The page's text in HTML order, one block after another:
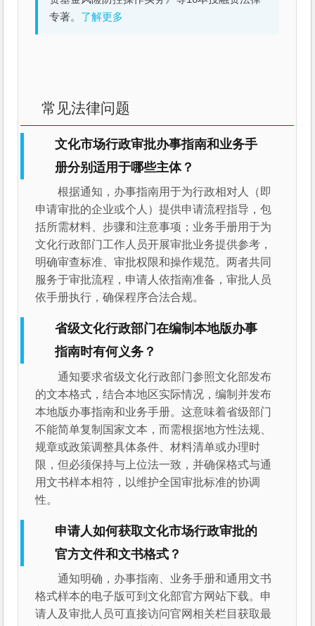
专著。 了解更多
常见法律问题
文化市场行政审批办事指南和业务手
册分别适用于哪些主体？
根据通知，办事指南用于为行政相对人（即
申请审批的企业或个人）提供申请流程指导，包
括所需材料、步骤和注意事项；业务手册用于为
文化行政部门工作人员开展审批业务提供参考，
明确审查标准、审批权限和操作规范。两者共同
服务于审批流程，申请人依指南准备，审批人员
依手册执行，确保程序合法合规。
省级文化行政部门在编制本地版办事
指南时有何义务？
通知要求省级文化行政部门参照文化部发布
的文本格式，结合本地区实际情况，编制并发布
本地版办事指南和业务手册。这意味着省级部门
不能简单复制国家文本，而需根据地方性法规、
规章或政策调整具体条件、材料清单或办理时
限，但必须保持与上位法一致，并确保格式与通
用文书样本相符，以维护全国审批标准的协调
性。
申请人如何获取文化市场行政审批的
官方文件和文书格式？
通知明确，办事指南、业务手册和通用文书
格式样本的电子版可到文化部官方网站下载。申
请人及审批人员可直接访问官网相关栏目获取最